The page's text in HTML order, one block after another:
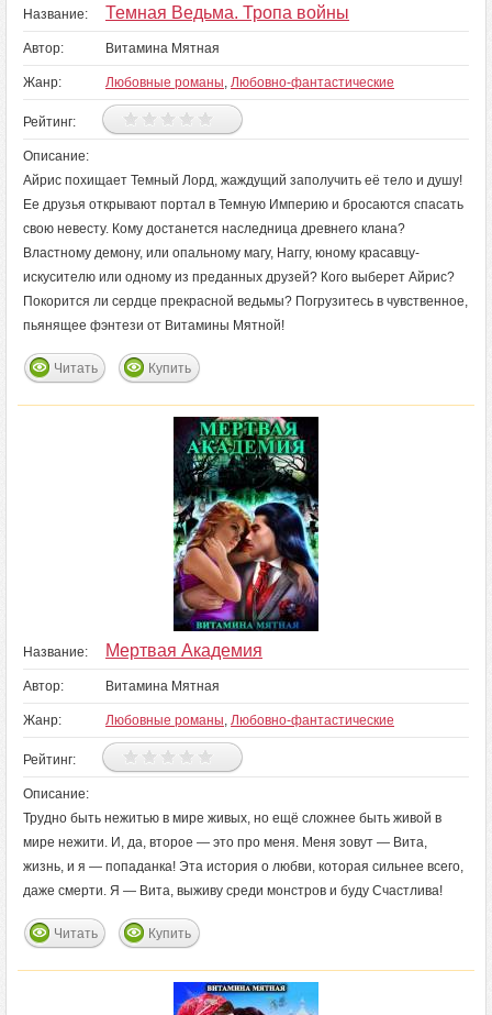
Название: Темная Ведьма. Тропа войны
Автор: Витамина Мятная
Жанр: Любовные романы, Любовно-фантастические
Рейтинг:
Описание:
Айрис похищает Темный Лорд, жаждущий заполучить её тело и душу!
Ее друзья открывают портал в Темную Империю и бросаются спасать
свою невесту. Кому достанется наследница древнего клана?
Властному демону, или опальному магу, Наггу, юному красавцу-
искусителю или одному из преданных друзей? Кого выберет Айрис?
Покорится ли сердце прекрасной ведьмы? Погрузитесь в чувственное,
пьянящее фэнтези от Витамины Мятной!
Читать Купить
Название: Мертвая Академия
Автор: Витамина Мятная
Жанр: Любовные романы, Любовно-фантастические
Рейтинг:
Описание:
Трудно быть нежитью в мире живых, но ещё сложнее быть живой в
мире нежити. И, да, второе — это про меня. Меня зовут — Вита,
жизнь, и я — попаданка! Эта история о любви, которая сильнее всего,
даже смерти. Я — Вита, выживу среди монстров и буду Счастлива!
Читать Купить